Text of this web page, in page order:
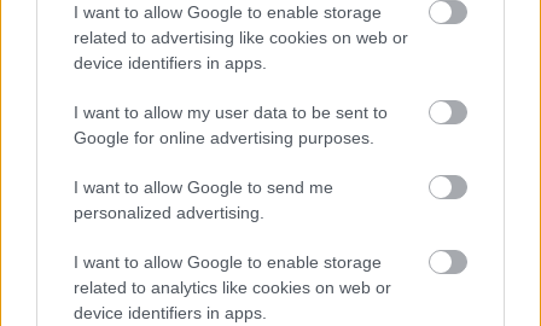
I want to allow Google to enable storage
related to advertising like cookies on web or
device identifiers in apps.
I want to allow my user data to be sent to
Google for online advertising purposes.
I want to allow Google to send me
personalized advertising.
I want to allow Google to enable storage
related to analytics like cookies on web or
device identifiers in apps.
Fábián Gábor
Gera Marina
Koblicska Lőte
Tóth Simon Ferenc
Jankovics Péter
Hay Anna
Székely Rozália eh.
Gyabronka József
Csákányi Esztermv.
Lukáts Andormv.
Pető Kata